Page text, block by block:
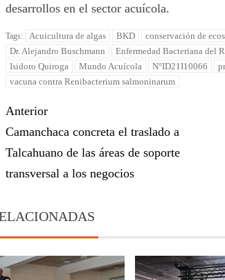
desarrollos en el sector acuícola.
Tags: Acuicultura de algas BKD conservación de
Dr. Alejandro Buschmann
Enfermedad Bacteriana del
Isidoro Quiroga
Mundo Acuícola N°ID21I10066
vacuna contra Renibacterium salmoninarum
Anterior
Camanchaca concreta el traslado a
Talcahuano de las áreas de soporte
transversal a los negocios